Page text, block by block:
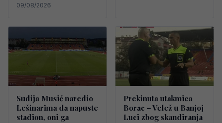
09/08/2026
Sudija Musić naredio
Lešinarima da napuste
stadion, oni ga
Prekinuta utakmica
Borac – Velež u Banjoj
Luci zbog skandiranja